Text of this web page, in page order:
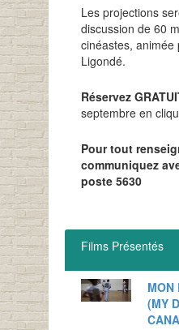
Les projections
discussion de 60
cinéastes, animée
Ligondé.
Réservez
septembre en
Pour tout
communiquez
poste 5630
Films Présentés
MON
(MY